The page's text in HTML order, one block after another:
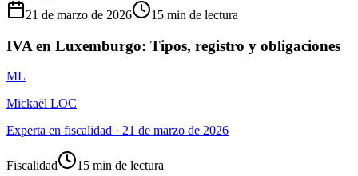
21 de marzo de 2026
15 min de lectura
IVA en Luxemburgo: Tipos, registro y obligaciones
ML
Mickaël LOC
Experta en fiscalidad · 21 de marzo de 2026
Fiscalidad 15 min de lectura